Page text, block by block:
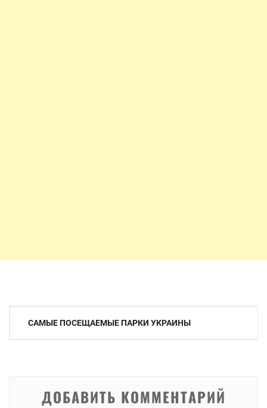
Навигация
САМЫЕ ПОСЕЩАЕМЫЕ ПАРКИ УКРАИНЫ
ДОБАВИТЬ КОММЕНТАРИЙ